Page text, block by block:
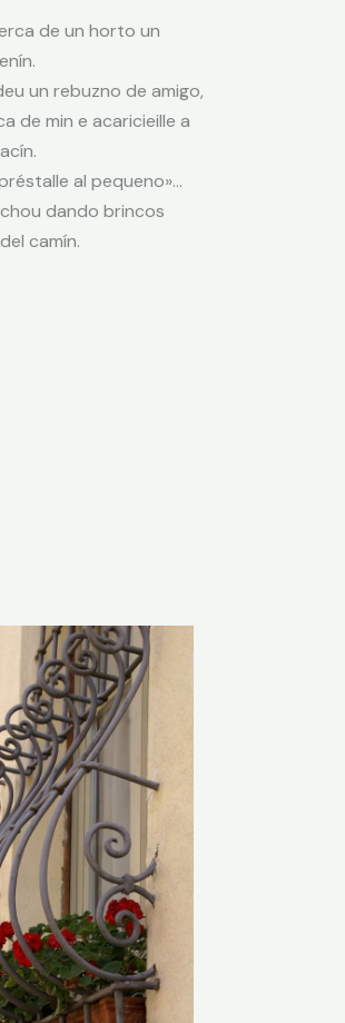
de un horto un
un rebuzno de amigo,
de min e acaricieille a
al pequeno»…
dando brincos
camín.